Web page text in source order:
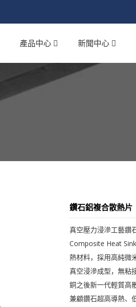
產品中心 新聞中心
鑽石鋁複合散熱片
真空壓力浸滲工藝鑽
Composite Heat
熱材料，採用高純微
真空浸滲成型，無粘
銅之後新一代輕質高
兼顧鑽石超高導熱、